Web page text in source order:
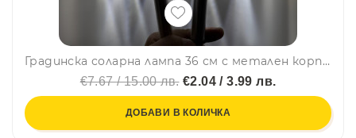
Градинска соларна лампа 36 см с метален корпус и един LED диод за дворове, тераси, пътеки
€7.67 / 15.00 лв.€2.04 / 3.99 лв.
ДОБАВИ В КОЛИЧКА